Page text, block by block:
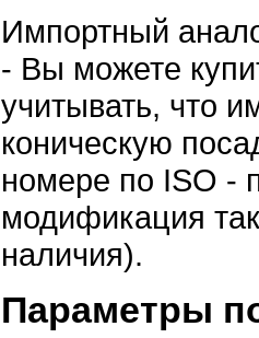
Импортный
- Вы можете
учитывать, что
коническую
номере по ISO -
модификация
наличия).
Параметры